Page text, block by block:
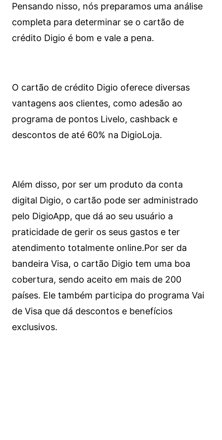
Pensando nisso, nós preparamos uma análise
completa para determinar se o cartão de
crédito Digio é bom e vale a pena.
O cartão de crédito Digio oferece diversas
vantagens aos clientes, como adesão ao
programa de pontos Livelo, cashback e
descontos de até 60% na DigioLoja.
Além disso, por ser um produto da conta
digital Digio, o cartão pode ser administrado
pelo DigioApp, que dá ao seu usuário a
praticidade de gerir os seus gastos e ter
atendimento totalmente online.Por ser da
bandeira Visa, o cartão Digio tem uma boa
cobertura, sendo aceito em mais de 200
países. Ele também participa do programa Vai
de Visa que dá descontos e benefícios
exclusivos.